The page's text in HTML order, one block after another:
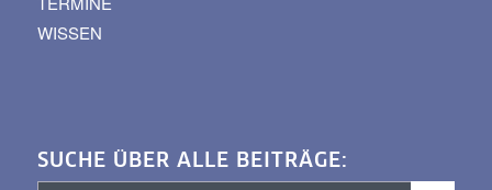
WISSEN
SUCHE ÜBER ALLE BEITRÄGE: